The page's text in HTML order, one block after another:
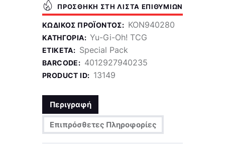
ΠΡΟΣΘΉΚΗ ΣΤΗ ΛΊΣΤΑ ΕΠΙΘΥΜΙΏΝ
ΚΩΔΙΚΌΣ ΠΡΟΪΌΝΤΟΣ: KON940280
ΚΑΤΗΓΟΡΊΑ: Yu-Gi-Oh! TCG
ΕΤΙΚΈΤΑ: Special Pack
BARCODE: 4012927940235
PRODUCT ID: 13149
Περιγραφή
Επιπρόσθετες Πληροφορίες